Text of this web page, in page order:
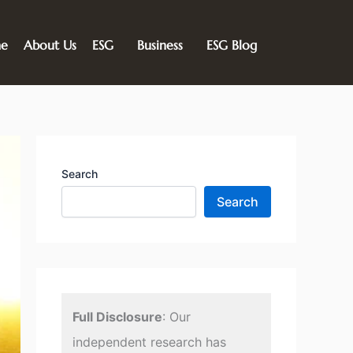
About Us ESG Business ESG Blog
Search
Search
Full Disclosure: Our
independent research has